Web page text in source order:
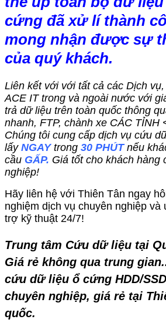
cứng đã xử lí thành
mong nhận được sự
của quý khách.
Liên kết với với tất cả các Dịch
ACE IT trong và ngoài nước với
trả dữ liệu trên toàn quốc thông
nhanh, FTP, chành xe CÁC TỈNH
Chúng tôi cung cấp dịch vụ cứu
lấy NGAYtrong 30 PHÚTnếu
cầu GẤP. Giá tốt cho khách hàng
nghiệp!
Hãy liên hệ với Thiên Tân ngay
nghiệm dịch vụ chuyên nghiệp
trợ kỹ thuật 24/7!
Trung tâm Cứu dữ liệu tại
Giá rẻ không qua trung
cứu dữ liệu ổ cứng HDD/
chuyên nghiệp, giá rẻ tại
quốc.